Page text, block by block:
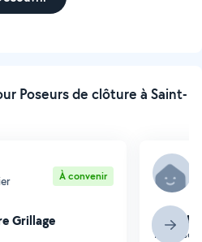
Poseurs de clôture à Saint-
À convenir
Grillage
Toulouse